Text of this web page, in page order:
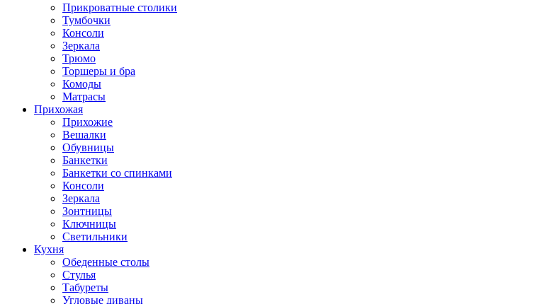
Прикроватные столики
Тумбочки
Консоли
Зеркала
Трюмо
Торшеры и бра
Комоды
Матрасы
Прихожая
Прихожие
Вешалки
Обувницы
Банкетки
Банкетки со спинками
Консоли
Зеркала
Зонтницы
Ключницы
Светильники
Кухня
Обеденные столы
Стулья
Табуреты
Угловые диваны